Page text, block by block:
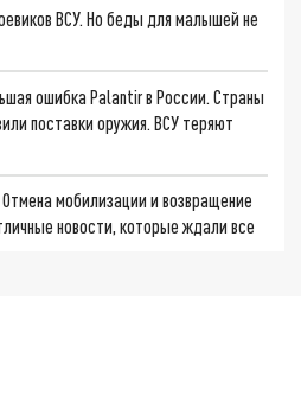
ВСУ. Но беды для малышей не
ошибка Palantir в России. Страны
поставки оружия. ВСУ теряют
мобилизации и возвращение
новости, которые ждали все